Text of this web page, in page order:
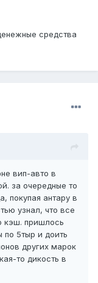
средства
вип-авто в
за очередные то
покупая антару в
узнал, что все
кэш. пришлось
по 5тыр и доить
других марок
то дикость в